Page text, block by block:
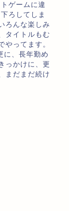
ゲームに違
ろしてしま
ろんな楽しみ
タイトルもむ
やってます。
に、長年勤め
っかけに、更
まだまだ続け